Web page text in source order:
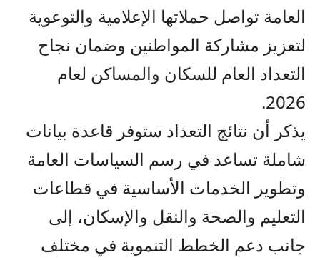
العامة تواصل حملاتها الإعلامية والتوعوية
لتعزيز مشاركة المواطنين وضمان نجاح
التعداد العام للسكان والمساكن لعام
2026.
يذكر أن نتائج التعداد ستوفر قاعدة بيانات
شاملة تساعد في رسم السياسات العامة
وتطوير الخدمات الأساسية في قطاعات
التعليم والصحة والنقل والإسكان، إلى
جانب دعم الخطط التنموية في مختلف